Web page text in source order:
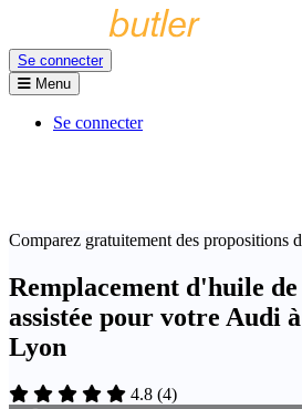
Se connecter
Menu
Se connecter
Comparez gratuitement des propositions
Remplacement d'huile
assistée pour votre Audi
Lyon
4.8 (4)